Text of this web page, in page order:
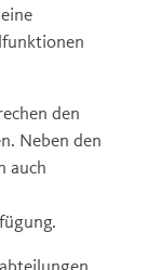
den
Neben den
auch